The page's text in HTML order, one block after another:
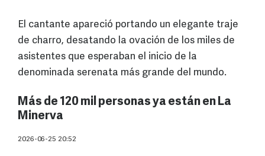
El cantante apareció portando un elegante traje
de charro, desatando la ovación de los miles de
asistentes que esperaban el inicio de la
denominada serenata más grande del mundo.
Más de 120 mil personas ya están en La
Minerva
2026-06-25 20:52